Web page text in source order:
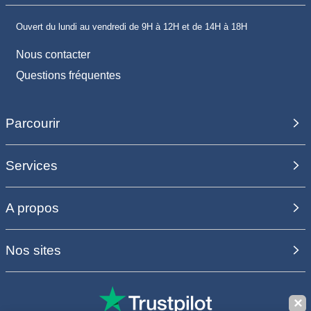
Ouvert du lundi au vendredi de 9H à 12H et de 14H à 18H
Nous contacter
Questions fréquentes
Parcourir
Services
A propos
Nos sites
✕